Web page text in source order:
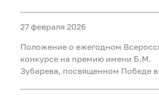
27 февраля 2026
Положение о ежегодном
конкурсе на премию имени Б.М.
Зубарева, посвященном Победе в